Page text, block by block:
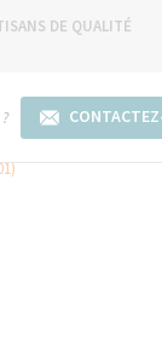
DE QUALITÉ